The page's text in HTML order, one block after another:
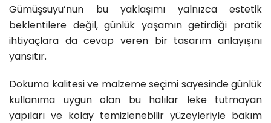
Gümüşsuyu’nun bu yaklaşımı yalnızca estetik
beklentilere değil, günlük yaşamın getirdiği pratik
ihtiyaçlara da cevap veren bir tasarım anlayışını
yansıtır.
Dokuma kalitesi ve malzeme seçimi sayesinde günlük
kullanıma uygun olan bu halılar leke tutmayan
yapıları ve kolay temizlenebilir yüzeyleriyle bakım